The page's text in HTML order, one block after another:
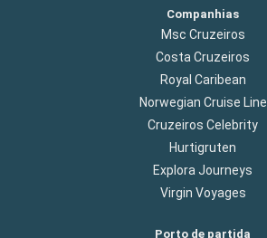
Companhias
Msc Cruzeiros
Costa Cruzeiros
Royal Caribean
Norwegian Cruise Line
Cruzeiros Celebrity
Hurtigruten
Explora Journeys
Virgin Voyages
Porto de partida